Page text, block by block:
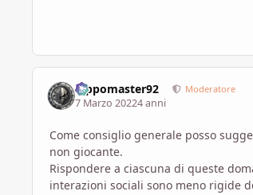
Pippomaster92 Moderatore
7 Marzo 20224 anni
Come consiglio generale posso
non giocante.
Rispondere a ciascuna di queste
interazioni sociali sono meno rigide